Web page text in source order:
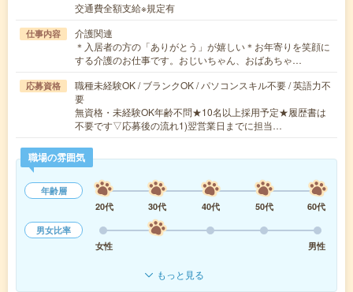
交通費全額支給※規定有
仕事内容
介護関連
＊入居者の方の「ありがとう」が嬉しい＊お年寄りを笑顔に
する介護のお仕事です。おじいちゃん、おばあちゃ…
応募資格
職種未経験OK / ブランクOK / パソコンスキル不要 / 英語力不
要
無資格・未経験OK年齢不問★10名以上採用予定★履歴書は
不要です▽応募後の流れ1)翌営業日までに担当…
職場の雰囲気
年齢層
20代
30代 40代 50代
60代
男女比率
女性
男性
もっと見る